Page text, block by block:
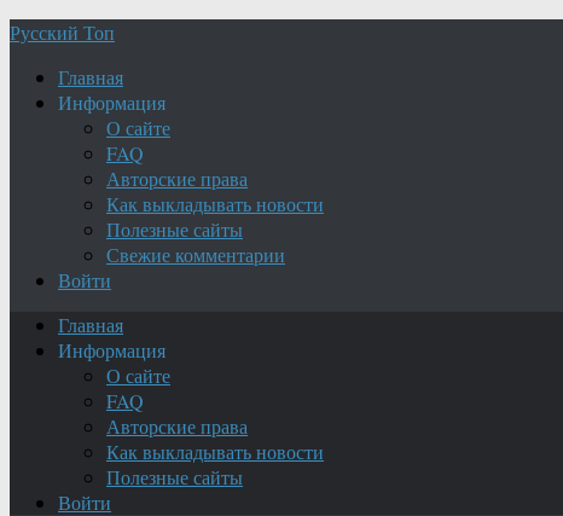
Русский Топ
Главная
Информация
О сайте
FAQ
Авторские права
Как выкладывать новости
Полезные сайты
Свежие комментарии
Войти
Главная
Информация
О сайте
FAQ
Авторские права
Как выкладывать новости
Полезные сайты
Войти